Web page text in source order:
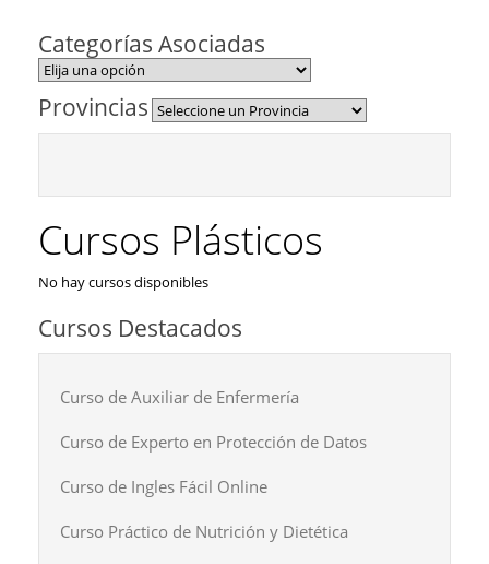
Categorías Asociadas
Provincias
Cursos Plásticos
No hay cursos disponibles
Cursos Destacados
Curso de Auxiliar de Enfermería
Curso de Experto en Protección de Datos
Curso de Ingles Fácil Online
Curso Práctico de Nutrición y Dietética